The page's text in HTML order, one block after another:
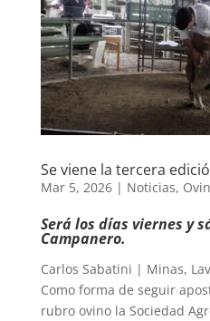
Se viene la tercera
Mar 5, 2026| Noticias,
Será los días viernes y
Campanero.
Carlos Sabatini | Minas,
Como forma de seguir
rubro ovino la Sociedad